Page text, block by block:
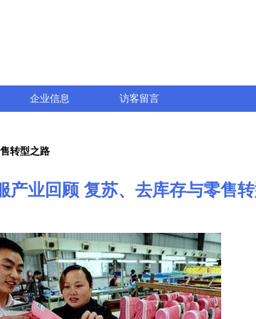
企业信息 访客留言
转型之路
产业回顾 复苏、去库存与零售